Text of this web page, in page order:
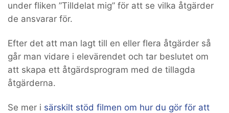
under fliken ”Tilldelat mig” för att se vilka åtgärder
de ansvarar för.
Efter det att man lagt till en eller flera åtgärder så
går man vidare i elevärendet och tar beslutet om
att skapa ett åtgärdsprogram med de tillagda
åtgärderna.
Se mer i särskilt stöd filmen om hur du gör för att